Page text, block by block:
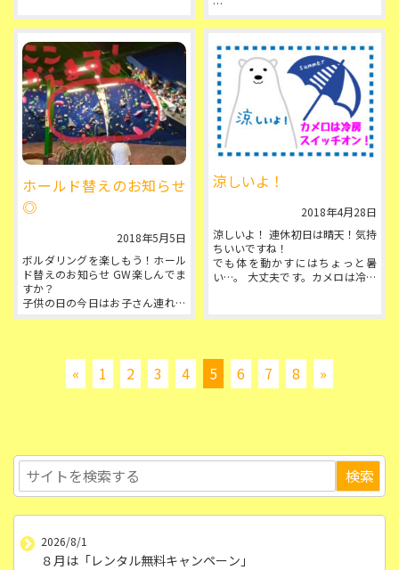
今回は140°セッションウォールを
除く５面のうち、右側半分(2....
ホールド替えのお知らせ
◎
2018年5月5日
ボルダリングを楽しもう！ホール
ド替えのお知らせ GW楽しんでま
すか？
子供の日の今日はお子さん連れの
ファミリーがたくさんご来店くだ
涼しいよ！
2018年4月28日
涼しいよ！ 連休初日は晴天！気持
ちいいですね！
でも体を動かすにはちょっと暑
い…。 大丈夫です。カメロは冷房
りましょう◎ ...
« 1 2 3 4 5 6 7 8 »
2026/8/1
８月は「レンタル無料キャンペーン」